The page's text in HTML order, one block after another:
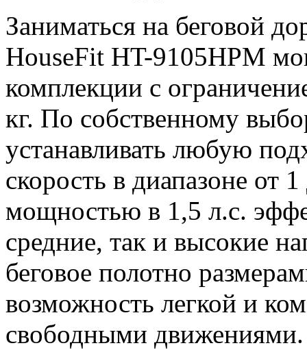
Заниматься на беговой
HouseFit HT-9105HPM
комплекции с
кг. По собственному
устанавливать любую
скорость в диапазоне от
мощностью в 1,5 л.с.
средние, так и высокие
беговое полотно
возможность легкой и
свободными движениями.